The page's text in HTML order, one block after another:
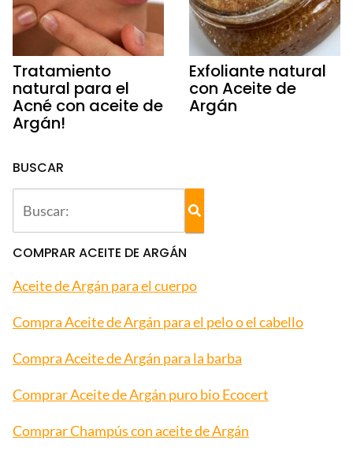
Tratamiento
natural para el
Acné con aceite de
Argán!
Exfoliante natural
con Aceite de
Argán
BUSCAR
COMPRAR ACEITE DE ARGÁN
Aceite de Argán para el cuerpo
Compra Aceite de Argán para el pelo o el cabello
Compra Aceite de Argán para la barba
Comprar Aceite de Argán puro bio Ecocert
Comprar Champús con aceite de Argán